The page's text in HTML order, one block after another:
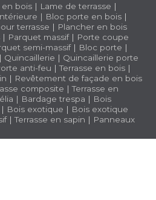
en bois | Lame de terrasse |
| Bloc porte en bois |
terrasse | Plancher en bois
| Parquet massif| Porte coupe
semi-massif| Bloc porte |
| Quincaillerie | Quincaillerie porte
anti-feu |Terrasse en bois |
| Revêtement de façade en bois
composite |Terrasse en
| Bardage trespa | Bois
| Bois exotique | Bois exotique
|Terrasse en sapin | Panneaux